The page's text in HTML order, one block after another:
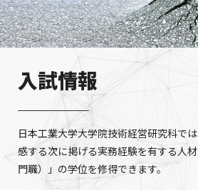
入試情報
日本工業大学大学院技術経営研究科で
感する次に掲げる実務経験を有する人
門職）」の学位を修得できます。